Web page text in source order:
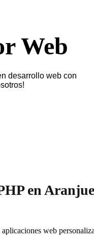
Web
desarrollo web con
en
aplicaciones web